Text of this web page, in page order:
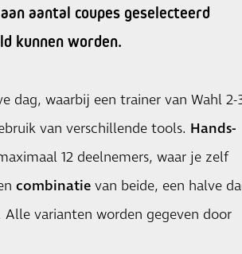
aantal coupes geselecteerd
kunnen worden.
dag, waarbij een trainer van Wahl 2-
van verschillende tools. Hands-
12 deelnemers, waar je zelf
combinatievan beide, een halve
Alle varianten worden gegeven door